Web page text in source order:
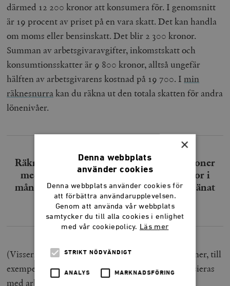
därmed 12 200 kronor att konsumera för. I genomsnitt
är 19 procent av priset på en vara skatt. Det kan handla
om moms eller bensinskatt. Det blir 2 300 kronor.
Summan av arbetsgivaravgifter, inkomstskatt och
konsumtionsskatter är 9 800 kronor, alltså ungefär
hälften av arbetsgivarens kostnad på 19 700. Imin
räknesnurra kan du räkna ut den totala skatten för andra
lönenivåer.
Räknar man samman alla skatter får personer
med så låg månadslön som 15 000 kronor i
månaden bara behålla hälften av vad de tjänat
ihop.
(Visserligen finns också inkomstrelaterade förmåner, till
exempel pension, som konventionellt anses finansieras
med arbetsgivaravgifterna. Men det ändrar inte
×
Denna webbplats
använder cookies
Denna webbplats använder cookies för
att förbättra användarupplevelsen.
Genom att använda vår webbplats
samtycker du till alla cookies i enlighet
med vår cookiepolicy. Läs mer
STRIKT NÖDVÄNDIGT
ANALYS MARKNADSFÖRING